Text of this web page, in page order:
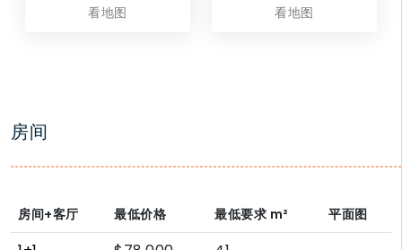
看地图 看地图
房间
房间+客厅 最低价格 最低要求 m² 平面图